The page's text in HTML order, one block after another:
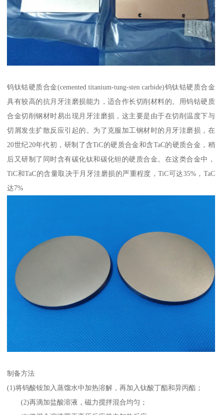
钨钛钴硬质合金(cemented titanium-tung-sten carbide)钨钛钴硬质合金
具有较高的抗月牙洼磨损能力，适合作长切削材料的。用钨钴硬质
合金切削钢材时易出现月牙洼磨损，这主要是由于在切削温度下与
切屑发生扩散反应引起的。为了克服加工钢材时的月牙洼磨损，在
20世纪20年代初，研制了含TiC的硬质合金和含TaC的硬质合金，稍
后又研制了同时含有碳化钛和碳化钽的硬质合金。在这类合金中，
TiC和TaC的含量取决于月牙洼磨损的严重程度，TiC可达35%，TaC
达7%
制备方法
(1)将钨酸铵加入蒸馏水中加热溶解，再加入钛酸丁酯和异丙酯；
(2)再滴加盐酸溶液，磁力搅拌混合均匀；